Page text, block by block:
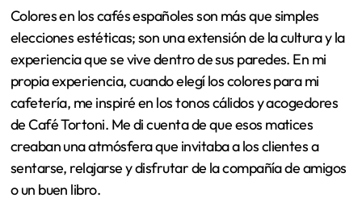
Colores en los cafés españoles son más que simples
elecciones estéticas; son una extensión de la cultura y la
experiencia que se vive dentro de sus paredes. En mi
propia experiencia, cuando elegí los colores para mi
cafetería, me inspiré en los tonos cálidos y acogedores
de Café Tortoni. Me di cuenta de que esos matices
creaban una atmósfera que invitaba a los clientes a
sentarse, relajarse y disfrutar de la compañía de amigos
o un buen libro.